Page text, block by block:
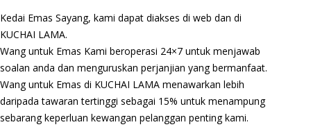
Kedai Emas Sayang, kami dapat diakses di web dan di
KUCHAI LAMA.
Wang untuk Emas Kami beroperasi 24×7 untuk menjawab
soalan anda dan menguruskan perjanjian yang bermanfaat.
Wang untuk Emas di KUCHAI LAMA menawarkan lebih
daripada tawaran tertinggi sebagai 15% untuk menampung
sebarang keperluan kewangan pelanggan penting kami.